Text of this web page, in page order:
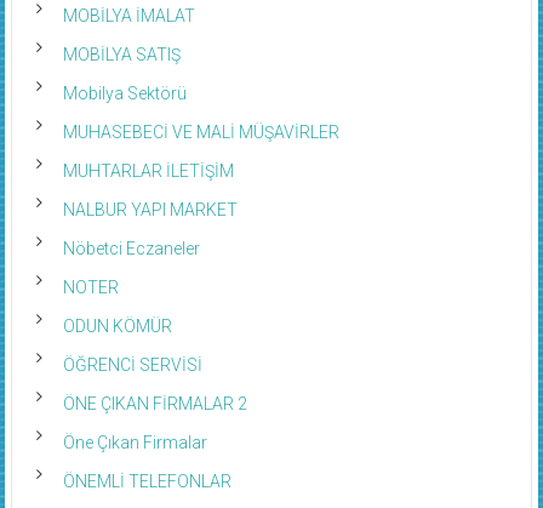
MOBİLYA İMALAT
MOBİLYA SATIŞ
Mobilya Sektörü
MUHASEBECİ VE MALİ MÜŞAVİRLER
MUHTARLAR İLETİŞİM
NALBUR YAPI MARKET
Nöbetci Eczaneler
NOTER
ODUN KÖMÜR
ÖĞRENCİ SERVİSİ
ÖNE ÇIKAN FİRMALAR 2
Öne Çıkan Firmalar
ÖNEMLİ TELEFONLAR